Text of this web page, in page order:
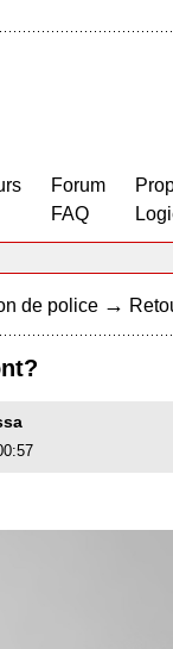
Forum
FAQ
de police →